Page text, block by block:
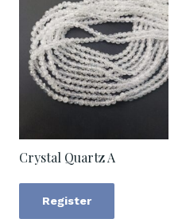
Crystal Quartz A
Register